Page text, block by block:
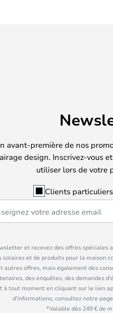
avant-première de nos
design. Inscrivez-vous
utiliser lors de votre
Clients particuliers
et recevez des offres
et de produits pour la maison
autres offres, mais également des
des enquêtes, des demandes
à tout moment en cliquant sur le lien
d'informations, consultez notre page
*Valable dès 249 € de